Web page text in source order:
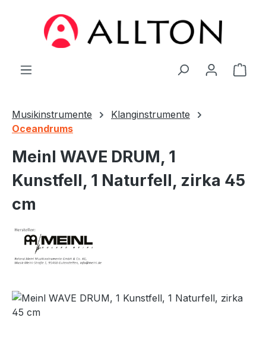
Zum Hauptinhalt springen
Musikinstrumente
Klanginstrumente
Oceandrums
Meinl WAVE DRUM, 1
Kunstfell, 1 Naturfell, zirka 45
cm
Bildergalerie überspringen